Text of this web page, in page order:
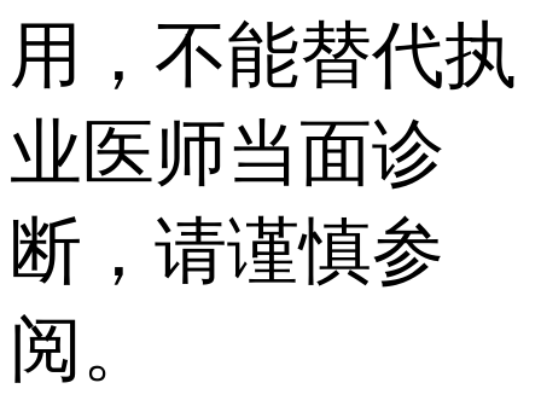
用，不能替代执
业医师当面诊
断，请谨慎参
阅。